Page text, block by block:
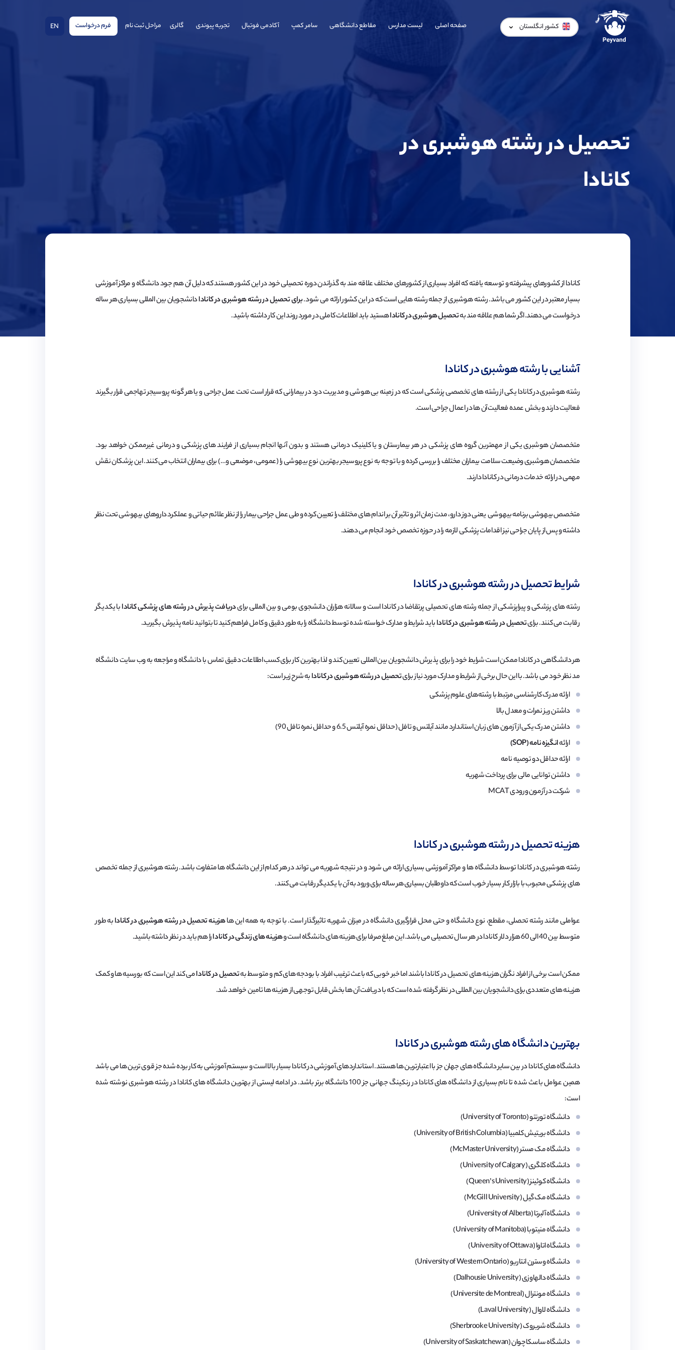
کشور انگلستان صفحه اصلی لیست مدارس مقاطع دانشگاهی سامر کمپ آکادمی فوتبال تجربه پیوندی گالری مراحل ثبت نام فرم درخواست EN
تحصیل در رشته هوشبری در
کانادا
کانادا از کشورهای پیشرفته و توسعه یافته که افراد بسیاری از کشورهای مختلف علاقه مند به گذراندن دوره تحصیلی خود در این کشور هستند که دلیل آن هم جود دانشگاه و مراکز آموزشی
بسیار معتبر در این کشور می باشد. رشته هوشبری از جمله رشته هایی است که در این کشور ارائه می شود.برای تحصیل در رشته هوشبری در کانادادانشجویان بین المللی بسیاری هر ساله
درخواست می دهند. اگر شما هم علاقه مند بهتحصیل هوشبری در کاناداهستید باید اطلاعات کاملی در مورد روند این کار داشته باشید.
آشنایی با رشته هوشبری در کانادا
رشته هوشبری در کانادا یکی از رشته های تخصصی پزشکی است که در زمینه بی هوشی و مدیریت درد در بیمارانی که قرار است تحت عمل جراحی و یا هر گونه پروسیجر تهاجمی قرار بگیرند
فعالیت دارند و بخش عمده فعالیت آن ها در اعمال جراحی است.
متخصصان هوشبری یکی از مهمترین گروه های پزشکی در هر بیمارستان و یا کلینیک درمانی هستند و بدون آنها انجام بسیاری از فرایند های پزشکی و درمانی غیرممکن خواهد بود.
متخصصان هوشبری وضیعت سلامت بیماران مختلف را بررسی کرده و با توجه به نوع پروسیجر بهترین نوع بیهوشی را (عمومی، موضعی و…) برای بیماران انتخاب می کنند. این پزشکان نقش
مهمی در ارائه خدمات درمانی در کانادا دارند.
متخصص بیهوشی برنامه بیهوشی یعنی دوز دارو، مدت زمان اثر و تاثیر آن بر اندام های مختلف را تعیین کرده و طی عمل جراحی بیمار را از نظر علائم حیاتی و عملکرد داروهای بیهوشی تحت نظر
داشته و پس از پایان جراحی نیز اقدامات پزشکی لازمه را در حوزه تخصص خود انجام می دهند.
شرایط تحصیل در رشته هوشبری در کانادا
رشته های پزشکی و پیراپزشکی از جمله رشته های تحصیلی پرتقاضا در کانادا است و سالانه هزاران دانشجوی بومی و بین المللی برایدریافت پذیرش در رشته های پزشکی کانادابا یکدیگر
رقابت می کنند. برایتحصیل در رشته هوشبری در کاناداباید شرایط و مدارک خواسته شده توسط دانشگاه را به طور دقیق و کامل فراهم کنید تا بتوانید نامه پذیرش بگیرید.
هر دانشگاهی در کانادا ممکن است شرایط خود را برای پذیرش دانشجویان بین المللی تعیین کند و لذا بهترین کار برای کسب اطلاعات دقیق تماس با دانشگاه و مراجعه به وب سایت دانشگاه
مد نظر خود می باشد. با این حال برخی از شرایط و مدارک مورد نیاز برایتحصیل در رشته هوشبری در کانادابه شرح زیر است:
ارائه مدرک کارشناسی مرتبط با رشته‌های علوم پزشکی
داشتن ریز نمرات و معدل بالا
داشتن مدرک یکی از آزمون های زبان استاندارد مانند آیلتس و تافل (حداقل نمره آیلتس 6.5 و حداقل نمره تافل 90)
ارائهانگیزه نامه(SOP)
ارائه حداقل دو توصیه نامه
داشتن توانایی مالی برای پرداخت شهریه
شرکت در آزمون ورودی MCAT
هزینه تحصیل در رشته هوشبری در کانادا
رشته هوشبری در کانادا توسط دانشگاه ها و مراکز آموزشی بسیاری ارائه می شود و در نتیجه شهریه می تواند در هر کدام از این دانشگاه ها متفاوت باشد. رشته هوشبری از جمله تخصص
های پزشکی محبوب با بازار کار بسیار خوب است که داوطلبان بسیاری هر ساله برای ورود به آن با یکدیگر رقابت می کنند.
عواملی مانند رشته تحصلی، مقطع، نوع دانشگاه و حتی محل قرارگیری دانشگاه در میزان شهریه تاثیرگذار است. با توجه به همه این هاهزینه تحصیل در رشته هوشبری در کانادابه طور
متوسط بین 40 الی 60 هزار دلار کانادا در هر سال تحصیلی می باشد. این مبلغ صرفا برای هزینه های دانشگاه است و
هزینه های زندگی در کانادارا هم باید در نظر داشته باشید.
ممکن است برخی از افراد نگران هزینه های تحصیل در کانادا باشند اما خبر خوبی که باعث ترغیب افراد با بودجه های کم و متوسط بهتحصیل در کانادامی کند این است که بورسیه ها و کمک
هزینه های متعددی برای دانشجویان بین المللی در نظر گرفته شده است که با دریافت آن ها بخش قابل توجهی از هزینه ها تامین خواهد شد.
بهترین دانشگاه های رشته هوشبری در کانادا
دانشگاه های کانادا در بین سایر دانشگاه های جهان جز با اعتبارترین ها هستند. استانداردهای آموزشی در کانادا بسیار بالا است و سیستم آموزشی به کار برده شده جز قوی ترین ها می باشد
همین عوامل باعث شده تا نام بسیاری از دانشگاه های کانادا در رنکینگ جهانی جز 100 دانشگاه برتر باشد. در ادامه لیستی از بهترین دانشگاه های کانادا در رشته هوشبری نوشته شده
است:
دانشگاه تورنتو (University of Toronto)
دانشگاه بریتیش کلمبیا (University of British Columbia)
دانشگاه مک مستر (McMaster University)
دانشگاه کلگری (University of Calgary)
دانشگاه کوئینز (Queen’s University)
دانشگاه مک گیل (McGill University)
دانشگاه آلبرتا (University of Alberta)
دانشگاه منیتوبا (University of Manitoba)
دانشگاه اتاوا (University of Ottawa)
دانشگاه وسترن انتاریو (University of Western Ontario)
دانشگاه دالهاوزی (Dalhousie University)
دانشگاه مونترال (Universite de Montreal)
دانشگاه لاوال (Laval University)
دانشگاه شربروک (Sherbrooke University)
دانشگاه ساسکاچوان (University of Saskatchewan)